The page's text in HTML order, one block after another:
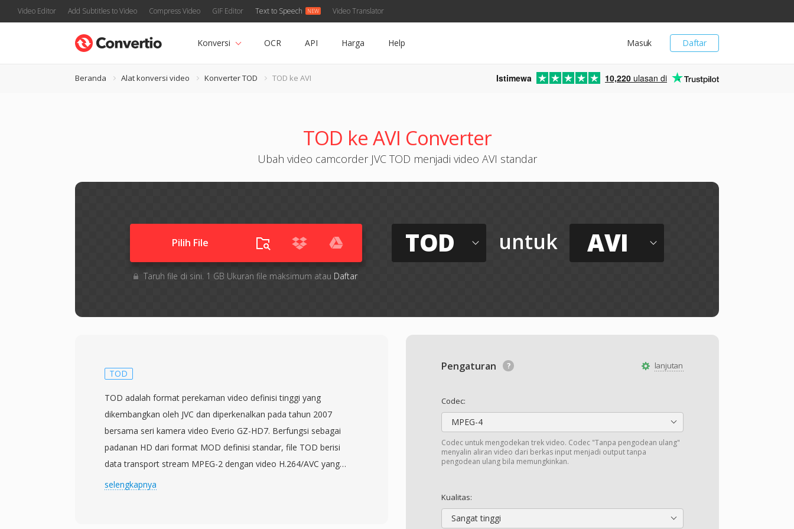
Video Editor Add Subtitles to Video Compress Video GIF Editor Text to Speech Video Translator
Daftar
Masuk
Konversi OCR API Harga Help
Beranda Alat konversi video Konverter TOD TOD ke AVI Istimewa 10,220 ulasan di
TOD ke AVI Converter
Ubah video camcorder JVC TOD menjadi video AVI standar
Pilih File
Taruh file di sini. 1 GB Ukuran file maksimum atau Daftar
TOD untuk AVI
lanjutan
Pengaturan
Codec:
MPEG-4
Codec untuk mengodekan trek video. Codec "Tanpa pengodean ulang"
menyalin aliran video dari berkas input menjadi output tanpa
pengodean ulang bila memungkinkan.
Kualitas:
Sangat tinggi
TOD
TOD adalah format perekaman video definisi tinggi yang
dikembangkan oleh JVC dan diperkenalkan pada tahun 2007
bersama seri kamera video Everio GZ-HD7. Berfungsi sebagai
padanan HD dari format MOD definisi standar, file TOD berisi
data transport stream MPEG-2 dengan video H.264/AVC yang
dikodekan pada resolusi hingga 1920x1080 interlaced,
selengkapnya